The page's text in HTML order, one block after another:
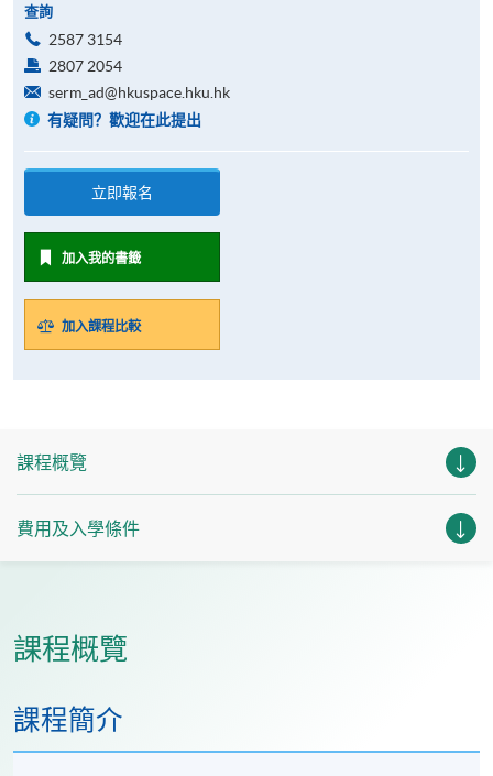
查詢
2587 3154
2807 2054
serm_ad@hkuspace.hku.hk
有疑問？歡迎在此提出
立即報名
加入我的書籤
加入課程比較
課程概覽
費用及入學條件
課程概覽
課程簡介